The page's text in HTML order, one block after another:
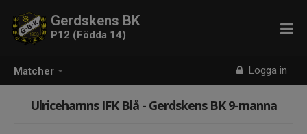
Matcher Logga in
Gerdskens BK
P12 (Födda 14)
Ulricehamns IFK Blå - Gerdskens BK 9-manna